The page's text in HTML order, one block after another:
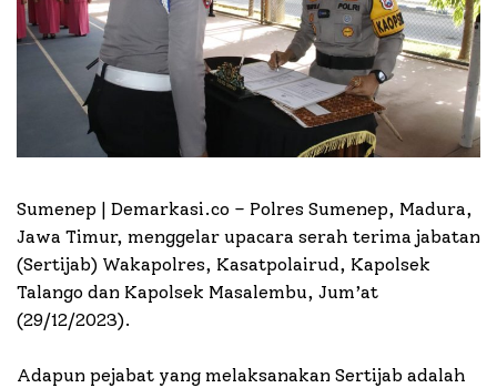
Sumenep | Demarkasi.co – Polres Sumenep, Madura,
Jawa Timur, menggelar upacara serah terima jabatan
(Sertijab) Wakapolres, Kasatpolairud, Kapolsek
Talango dan Kapolsek Masalembu, Jum’at
(29/12/2023).
Adapun pejabat yang melaksanakan Sertijab adalah